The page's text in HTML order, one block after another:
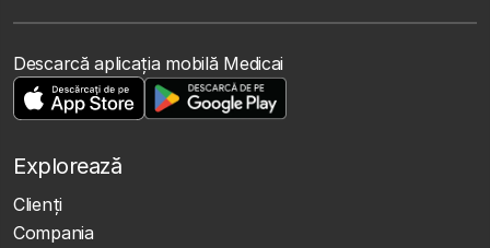
Descarcă aplicația mobilă Medicai
Explorează
Clienţi
Compania